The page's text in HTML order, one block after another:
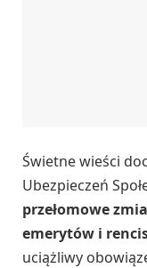
Świetne wieści
Ubezpieczeń
przełomowe
emerytów i
uciążliwy